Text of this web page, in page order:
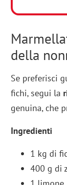
della
Se preferisci
fichi, segui la
genuina, che
Ingredienti
1 kg di
400 g di